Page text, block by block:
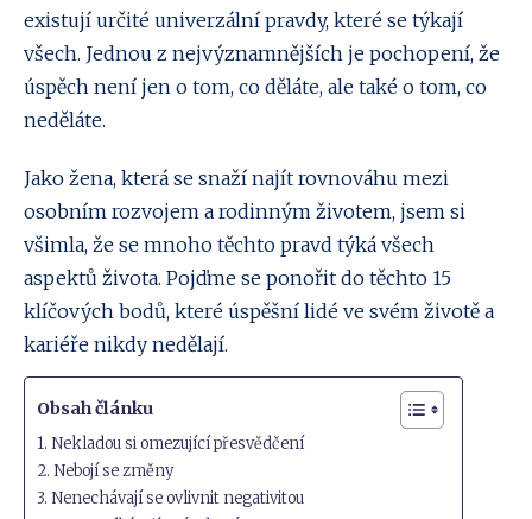
existují určité univerzální pravdy, které se týkají
všech. Jednou z nejvýznamnějších je pochopení, že
úspěch není jen o tom, co děláte, ale také o tom, co
neděláte.
Jako žena, která se snaží najít rovnováhu mezi
osobním rozvojem a rodinným životem, jsem si
všimla, že se mnoho těchto pravd týká všech
aspektů života. Pojďme se ponořit do těchto 15
klíčových bodů, které úspěšní lidé ve svém životě a
kariéře nikdy nedělají.
Obsah článku
1. Nekladou si omezující přesvědčení
2. Nebojí se změny
3. Nenechávají se ovlivnit negativitou